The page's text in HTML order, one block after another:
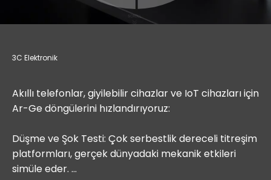
3C Elektronik
Akıllı telefonlar, giyilebilir cihazlar ve IoT cihazları için
Ar-Ge döngülerini hızlandırıyoruz:
Düşme ve Şok Testi: Çok serbestlik dereceli titreşim
platformları, gerçek dünyadaki mekanik etkileri
simüle eder.